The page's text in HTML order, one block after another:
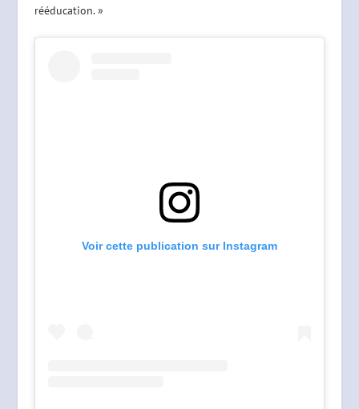
rééducation. »
Voir cette publication sur Instagram